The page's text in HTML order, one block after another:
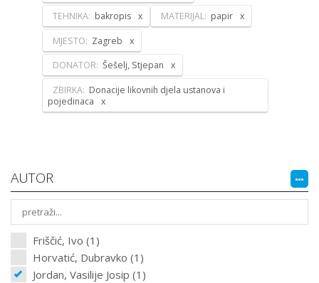
TEHNIKA: bakropis MATERIJAL: papir
MJESTO: Zagreb
DONATOR: Šešelj, Stjepan
ZBIRKA: Donacije likovnih djela ustanova i
pojedinaca
AUTOR
Friščić, Ivo (1)
Horvatić, Dubravko (1)
Jordan, Vasilije Josip (1)